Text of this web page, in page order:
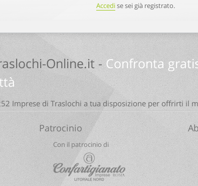
Accedise sei già registrato.
Online.it -Confronta
Imprese di Traslochi a tua disposizione per offrirti il
Patrocinio
Con il patrocinio di